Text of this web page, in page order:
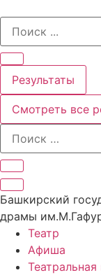
содержимому
Search
Результаты
Смотреть все
Башкирский
драмы
Театр
Афиша
Театральная